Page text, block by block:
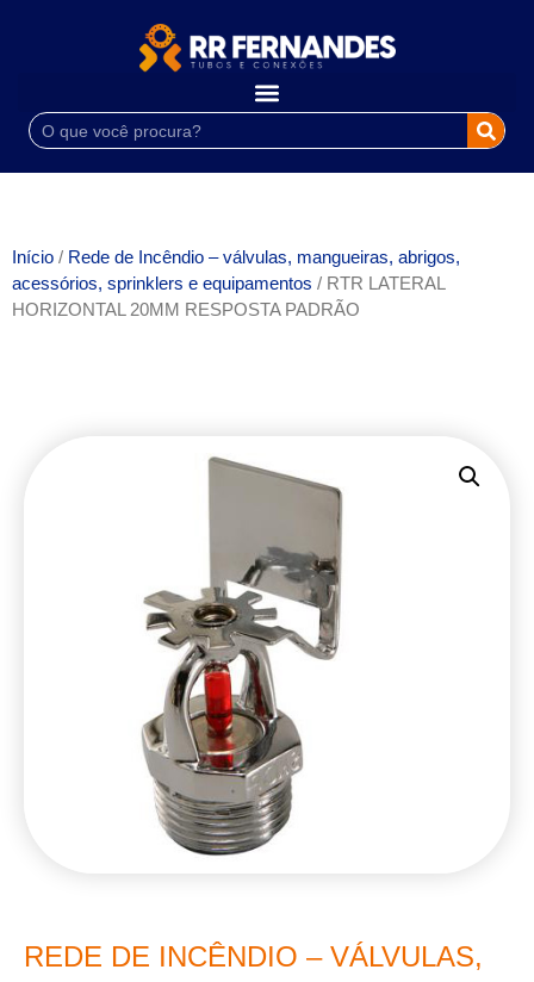
Início / Rede de Incêndio – válvulas, mangueiras, abrigos,
acessórios, sprinklers e equipamentos / RTR LATERAL
HORIZONTAL 20MM RESPOSTA PADRÃO
REDE DE INCÊNDIO – VÁLVULAS,